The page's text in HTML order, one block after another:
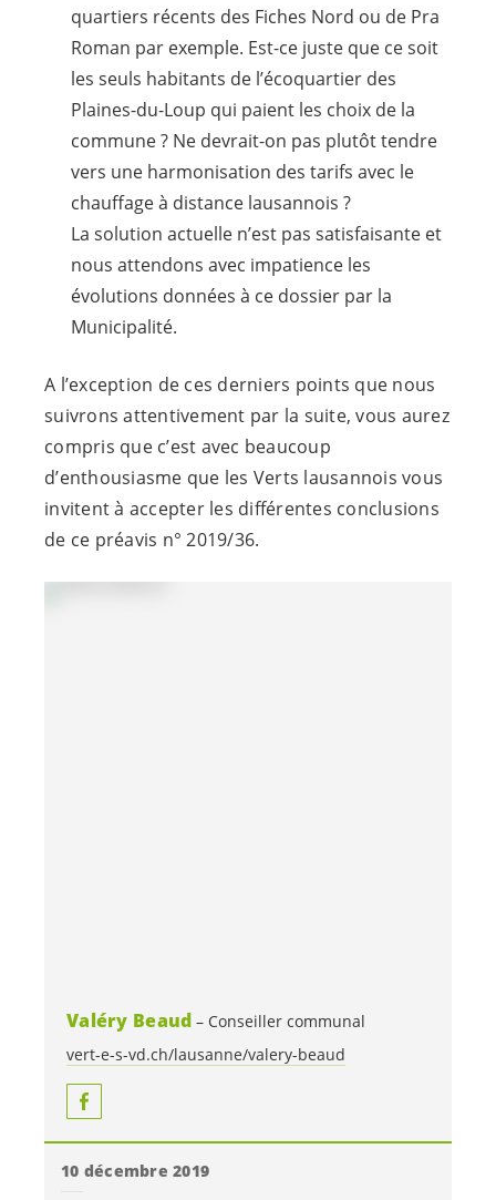
quartiers récents des Fiches Nord ou de Pra
Roman par exemple. Est-ce juste que ce soit
les seuls habitants de l’écoquartier des
Plaines-du-Loup qui paient les choix de la
commune ? Ne devrait-on pas plutôt tendre
vers une harmonisation des tarifs avec le
chauffage à distance lausannois ?
La solution actuelle n’est pas satisfaisante et
nous attendons avec impatience les
évolutions données à ce dossier par la
Municipalité.
A l’exception de ces derniers points que nous
suivrons attentivement par la suite, vous aurez
compris que c’est avec beaucoup
d’enthousiasme que les Verts lausannois vous
invitent à accepter les différentes conclusions
de ce préavis n° 2019/36.
Valéry Beaud
Conseiller communal
vert-e-s-vd.ch/lausanne/valery-beaud
10 décembre 2019